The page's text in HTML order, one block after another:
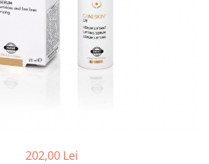
202,00 Lei